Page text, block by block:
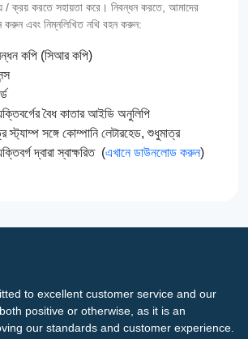
/ ক্রয় করতে সহায়তা করে। নিবন্ধন করতে, আমাদের
করুন এবং নিম্নলিখিত নথি বহন করুন:
কপি (সিআর কপি)
বৈধ কাতার আইডি অনুলিপি
সঙ্গে কোম্পানি লেটারহেড, শুধুমাত্র
দ্বারা স্বাক্ষরিত (এখানে ডাউনলোড করুন)
to excellent customer service and our
positive or otherwise, as it is an
our standards and customer experience.